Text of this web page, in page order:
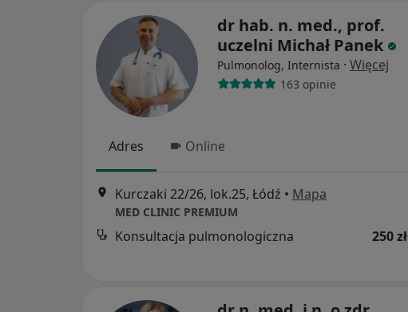
dr hab. n. med., prof.
uczelni Michał Panek
Pulmonolog, Internista · Więcej
163 opinie
Adres Online
Kurczaki 22/26, lok.25, Łódź • Mapa
MED CLINIC PREMIUM
Konsultacja pulmonologiczna 250 zł